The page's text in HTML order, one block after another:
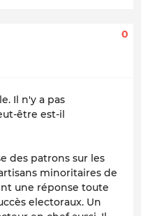
0
Il n'y a pas
être est-il
des patrons sur les
minoritaires de
une réponse toute
electoraux. Un